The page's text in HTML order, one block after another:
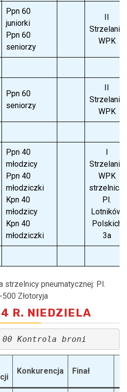
Ppn 60
juniorki
Ppn 60
seniorzy
II
Strzelanie
WPK
Ppn 60
seniorzy
II
Strzelanie
WPK
Ppn 40
młodzicy
Ppn 40
młodziczki
Kpn 40
młodzicy
Kpn 40
młodziczki
I
Strzelanie
WPK
strzelnica:
Pl.
Lotników
Polskich
3a
strzelnicy pneumatycznej: Pl.
Złotoryja
R. NIEDZIELA
Kontrola broni
Konkurencja Finał